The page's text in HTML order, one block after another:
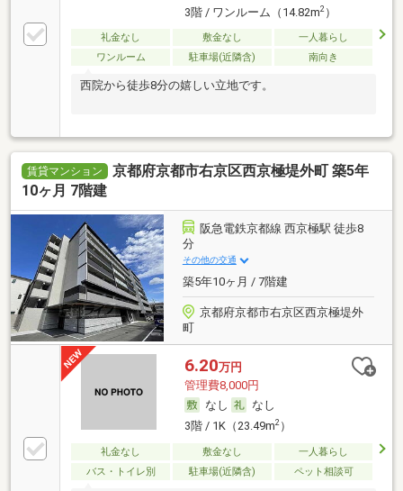
3階 / ワンルーム（14.82m2）
礼金なし 敷金なし
一人暮らし
ワンルーム
駐車場(近隣含) 南向き
西院から徒歩8分の嬉しい立地です。
賃貸マンション
京都府京都市右京区西京極堤外町 築5年
10ヶ月 7階建
阪急電鉄京都線 西京極駅 徒歩8
分
その他の交通
築5年10ヶ月 / 7階建
京都府京都市右京区西京極堤外
町
6.20万円
管理費8,000円
なし
なし
3階 / 1K（23.49m2）
礼金なし 敷金なし
一人暮らし
バス・トイレ別
駐車場(近隣含) ペット相談可